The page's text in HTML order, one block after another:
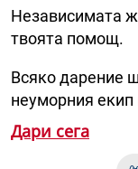
Независимата
твоята помощ.
Всяко дарение
неуморния екип
Дари сега